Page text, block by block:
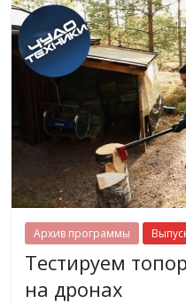
Архив программы
Тестируем
на дронах